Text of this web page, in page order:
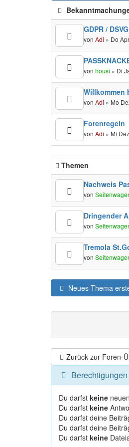
GDPR /
vonAdi » Do
vonhousi » Di
Willkommen
vonAdi » Mo
Forenregeln
vonAdi » Mi
Themen
Nachweis
von
Dringender
von
Tremola
von
Neues Thema
Zurück zur Foren-
Du darfst keine
Du darfst keine
Du darfst deine
Du darfst deine
Du darfst keine